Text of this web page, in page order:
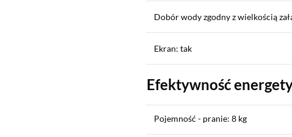
Dobór wody zgodny z wielkością
Ekran: tak
Efektywność
Pojemność - pranie: 8 kg